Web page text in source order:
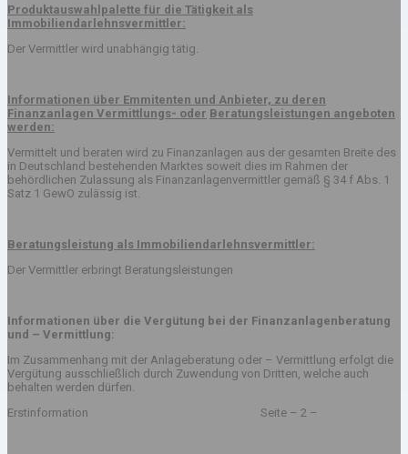
Produktauswahlpalette für die Tätigkeit als
Immobiliendarlehnsvermittler:
Der Vermittler wird unabhängig tätig.
Informationen über Emmitenten und Anbieter, zu deren
Finanzanlagen Vermittlungs- oder Beratungsleistungen angeboten
werden:
Vermittelt und beraten wird zu Finanzanlagen aus der gesamten Breite des
in Deutschland bestehenden Marktes soweit dies im Rahmen der
behördlichen Zulassung als Finanzanlagenvermittler gemäß § 34 f Abs. 1
Satz 1 GewO zulässig ist.
Beratungsleistung als Immobiliendarlehnsvermittler:
Der Vermittler erbringt Beratungsleistungen
Informationen über die Vergütung bei der Finanzanlagenberatung
und – Vermittlung:
Im Zusammenhang mit der Anlageberatung oder – Vermittlung erfolgt die
Vergütung ausschließlich durch Zuwendung von Dritten, welche auch
behalten werden dürfen.
Erstinformation Seite – 2 –